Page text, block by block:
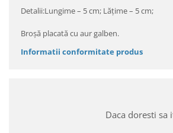
Detalii:Lungime – 5 cm; Lăţime – 5 cm;
Broşă placată cu aur galben.
Informatii conformitate produs
Daca doresti sa